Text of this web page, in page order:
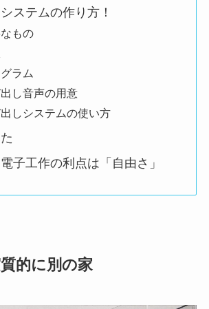
ステムの作り方！
もの
ラム
し音声の用意
しシステムの使い方
子工作の利点は「自由さ」
的に別の家